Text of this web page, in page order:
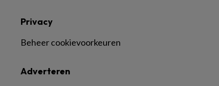
Adverteren
Privacy
Beheer cookievoorkeuren